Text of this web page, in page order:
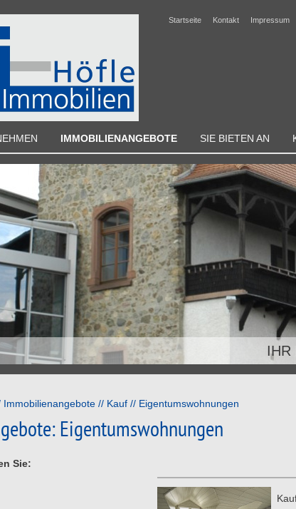
Startseite Kontakt Impressum
IMMOBILIENANGEBOTE SIE BIETEN AN
IHR
IHR
Immobilienangebote Kauf Eigentumswohnungen
Eigentumswohnungen
Sie: